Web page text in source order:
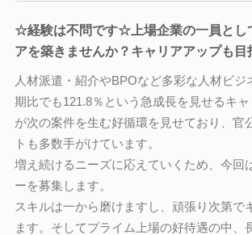
☆経験は不問です☆上場企業の一員とし
アを築きませんか？キャリアアップも目
人材派遣・紹介やBPOなど多彩な人材ビジ
期比でも121.8％という急成長を見せるキ
が次の案件を生む好循環を見せており、官
トも多数手がけています。
増え続けるニーズに応えていくため、今回
ーを募集します。
スキルは一から磨けますし、頑張り次第で
ます。そしてプライム上場の好待遇の中、